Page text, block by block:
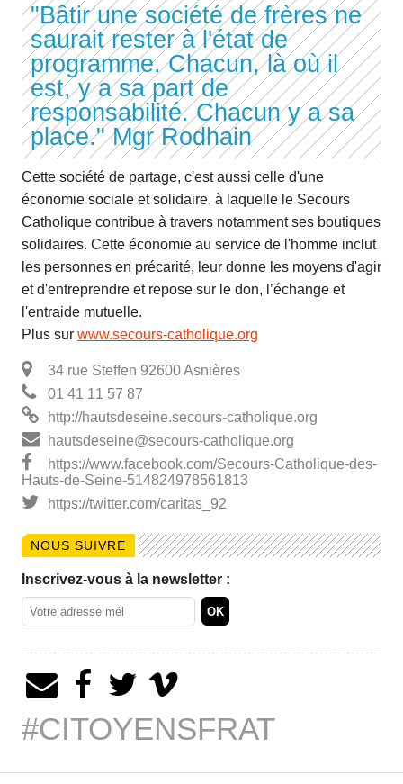
"Bâtir une société de frères ne
saurait rester à l'état de
programme. Chacun, là où il
est, y a sa part de
responsabilité. Chacun y a sa
place." Mgr Rodhain
Cette société de partage, c'est aussi celle d'une
économie sociale et solidaire, à laquelle le Secours
Catholique contribue à travers notamment ses boutiques
solidaires. Cette économie au service de l'homme inclut
les personnes en précarité, leur donne les moyens d'agir
et d'entreprendre et repose sur le don, l’échange et
l'entraide mutuelle.
Plus sur www.secours-catholique.org
34 rue Steffen 92600 Asnières
01 41 11 57 87
http://hautsdeseine.secours-catholique.org
hautsdeseine@secours-catholique.org
https://www.facebook.com/Secours-Catholique-des-
Hauts-de-Seine-514824978561813
https://twitter.com/caritas_92
NOUS SUIVRE
Inscrivez-vous à la newsletter :
#CITOYENSFRAT